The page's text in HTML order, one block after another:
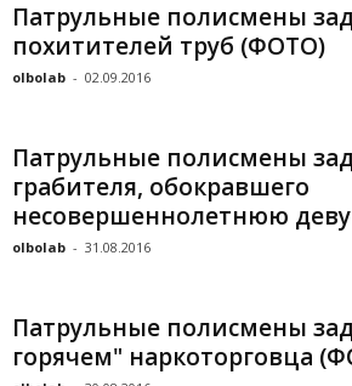
Патрульные полисмены
похитителей труб (ФОТО)
olbolab - 02.09.2016
Патрульные полисмены
грабителя, обокравшего
несовершеннолетнюю
olbolab - 31.08.2016
Патрульные полисмены
горячем" наркоторговца